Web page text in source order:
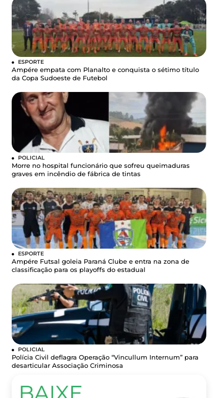
ESPORTE
Ampére empata com Planalto e conquista o sétimo título
da Copa Sudoeste de Futebol
POLICIAL
Morre no hospital funcionário que sofreu queimaduras
graves em incêndio de fábrica de tintas
ESPORTE
Ampére Futsal goleia Paraná Clube e entra na zona de
classificação para os playoffs do estadual
POLICIAL
Polícia Civil deflagra Operação “Vincullum Internum” para
desarticular Associação Criminosa